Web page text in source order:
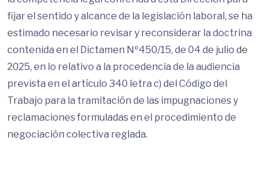
fijar el sentido y alcance de la legislación laboral, se ha
estimado necesario revisar y reconsiderar la doctrina
contenida en el Dictamen Nº450/15, de 04 de julio de
2025, en lo relativo a la procedencia de la audiencia
prevista en el artículo 340 letra c) del Código del
Trabajo para la tramitación de las impugnaciones y
reclamaciones formuladas en el procedimiento de
negociación colectiva reglada.